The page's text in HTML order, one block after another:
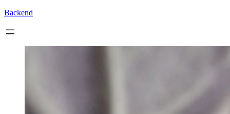
Backend